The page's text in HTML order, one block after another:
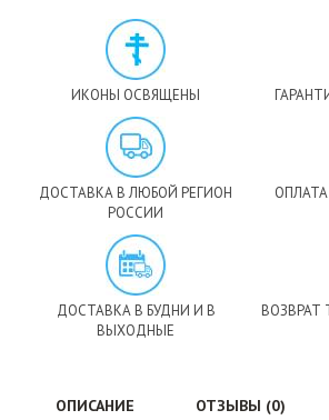
ИКОНЫ ОСВЯЩЕНЫ
ДОСТАВКА В ЛЮБОЙ РЕГИОН
РОССИИ
ДОСТАВКА В БУДНИ И В
ВЫХОДНЫЕ
ВОЗВРАТ
ОПИСАНИЕ ОТЗЫВЫ (0)